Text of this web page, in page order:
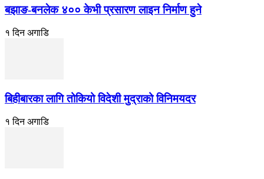
बझाङ-बनलेक ४०० केभी प्रसारण लाइन निर्माण हुने
१ दिन अगाडि
बिहीबारका लागि तोकियो विदेशी मुद्राको विनिमयदर
१ दिन अगाडि